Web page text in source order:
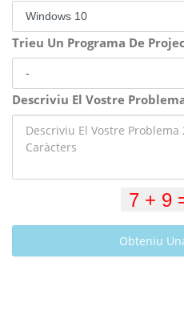
Trieu Un Programa De
Descriviu El Vostre
Obteniu